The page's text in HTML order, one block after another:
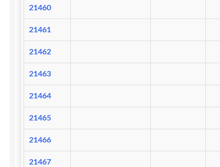
21460
21461
21462
21463
21464
21465
21466
21467